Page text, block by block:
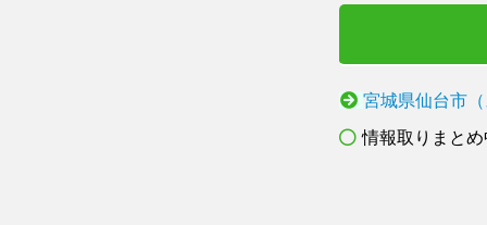
宮城県仙台市
情報取りまとめ